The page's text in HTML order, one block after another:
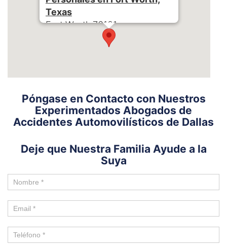
Texas
Fort Worth76101
+1-214-900-0000
Póngase en Contacto con Nuestros
Experimentados Abogados de
Accidentes Automovilísticos de Dallas
Deje que Nuestra Familia Ayude a la
Suya